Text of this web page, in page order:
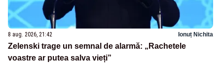
8 aug. 2026, 21:42 Ionuț Nichita
Zelenski trage un semnal de alarmă: „Rachetele
voastre ar putea salva vieți”